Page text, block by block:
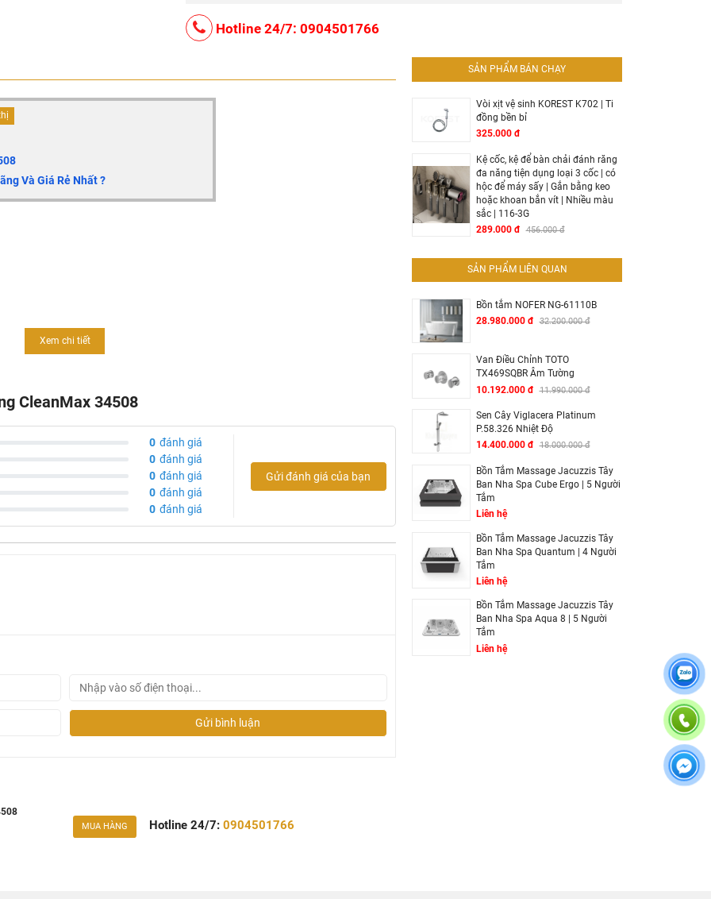
Hotline 24/7: 0904501766
Và Giá Rẻ Nhất ?
Crom nên phù hợp với mọi nguồn nước
chất lượng sản phẩm
Xem chi tiết
CleanMax 34508
0 đánh giá
0 đánh giá
0 đánh giá
0 đánh giá
0 đánh giá
Gửi đánh giá của bạn
Gửi bình luận
MUA HÀNG Hotline 24/7:0904501766
SẢN PHẨM BÁN CHẠY
Vòi xịt vệ sinh KOREST K702 | Ti
đồng bền bỉ
325.000 đ
Kệ cốc, kệ để bàn chải đánh răng
đa năng tiện dụng loại 3 cốc | có
hộc để máy sấy | Gắn bằng keo
hoặc khoan bắn vít | Nhiều màu
sắc | 116-3G
289.000 đ 456.000 đ
SẢN PHẨM LIÊN QUAN
Bồn tắm NOFER NG-61110B
28.980.000 đ 32.200.000 đ
Van Điều Chỉnh TOTO
TX469SQBR Âm Tường
10.192.000 đ 11.990.000 đ
Sen Cây Viglacera Platinum
P.58.326 Nhiệt Độ
14.400.000 đ 18.000.000 đ
Bồn Tắm Massage Jacuzzis Tây
Ban Nha Spa Cube Ergo | 5 Người
Tắm
Liên hệ
Bồn Tắm Massage Jacuzzis Tây
Ban Nha Spa Quantum | 4 Người
Tắm
Liên hệ
Bồn Tắm Massage Jacuzzis Tây
Ban Nha Spa Aqua 8 | 5 Người
Tắm
Liên hệ